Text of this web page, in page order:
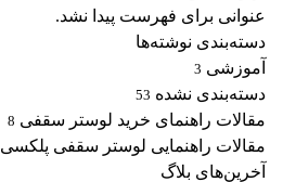
عنوانی برای فهرست پیدا نشد.
دسته‌بندی نوشته‌ها
آموزشی 3
دسته‌بندی نشده 53
مقالات راهنمای خرید لوستر سقفی 8
مقالات راهنمایی لوستر سقفی پلکسی
آخرین‌های بلاگ